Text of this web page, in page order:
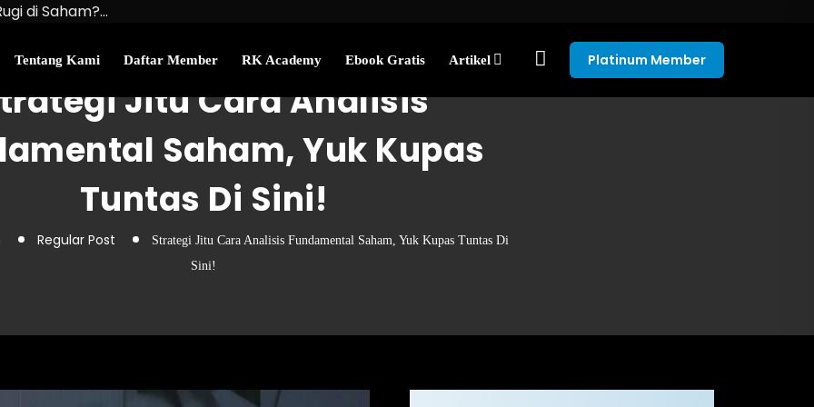
di Saham?…
Uang Perlu…
Tentang Kami Daftar Member RK Academy Ebook Gratis Artikel Platinum Member
Jitu Cara Analisis
Saham, Yuk Kupas
Tuntas Di Sini!
Regular Post
Strategi Jitu Cara Analisis Fundamental Saham, Yuk Kupas Tuntas Di
Sini!